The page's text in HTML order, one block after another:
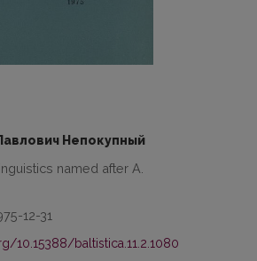
Непокупный
named after A.
12-31
10.15388/baltistica.11.2.1080